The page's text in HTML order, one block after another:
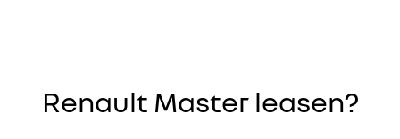
Renault Master leasen?